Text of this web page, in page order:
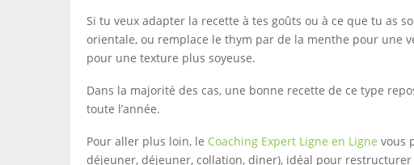
Si tu veux adapter la recette à tes goûts ou à ce que tu as
orientale, ou remplace le thym par de la menthe pour une
pour une texture plus soyeuse.
Dans la majorité des cas, une bonne recette de ce type
toute l’année.
Pour aller plus loin, le Coaching Expert Ligne en Ligne vous
déjeuner, déjeuner, collation, diner), idéal pour